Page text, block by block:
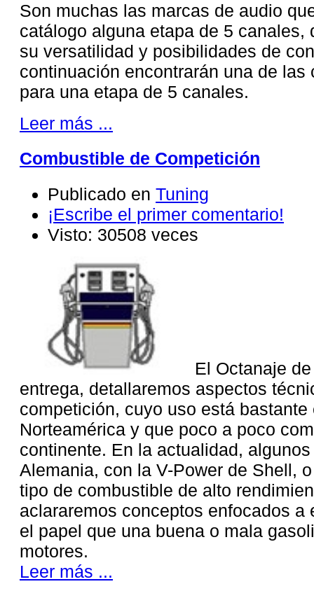
Son muchas las marcas de audio
catálogo alguna etapa de 5 canales,
su versatilidad y posibilidades de
continuación encontrarán una de
para una etapa de 5 canales.
Leer más ...
Combustible de Competición
Publicado en Tuning
¡Escribe el primer comentario!
Visto: 30508 veces
El Octanaje
entrega, detallaremos aspectos
competición, cuyo uso está bastante
Norteamérica y que poco a poco
continente. En la actualidad,
Alemania, con la V-Power de Shell,
tipo de combustible de alto
aclararemos conceptos enfocados a
el papel que una buena o mala
motores.
Leer más ...